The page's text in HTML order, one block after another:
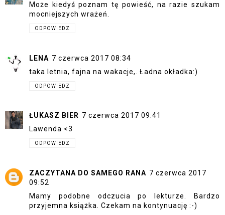
Może kiedyś poznam tę powieść, na razie szukam
mocniejszych wrażeń.
ODPOWIEDZ
LENA 7 czerwca 2017 08:34
taka letnia, fajna na wakacje,. Ładna okładka:)
ODPOWIEDZ
ŁUKASZ BIER 7 czerwca 2017 09:41
Lawenda <3
ODPOWIEDZ
ZACZYTANA DO SAMEGO RANA 7 czerwca 2017
09:52
Mamy podobne odczucia po lekturze. Bardzo
przyjemna książka. Czekam na kontynuację :-)